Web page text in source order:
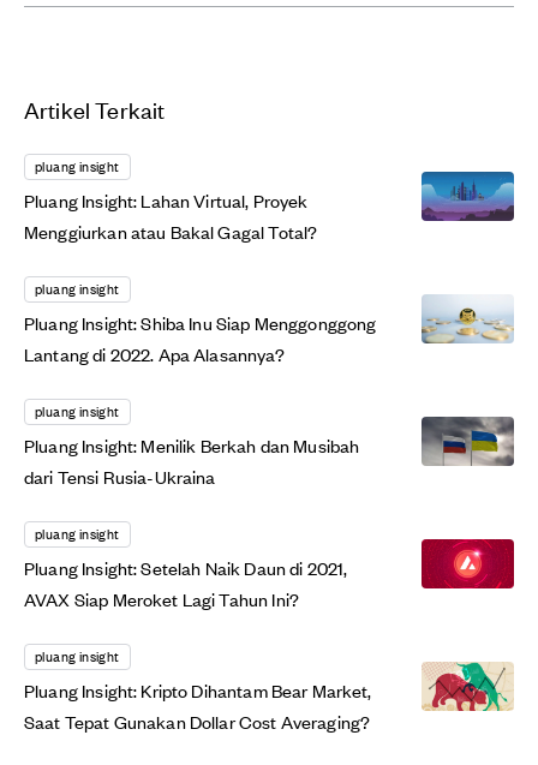
Artikel Terkait
pluang insight
Pluang Insight: Lahan Virtual, Proyek
Menggiurkan atau Bakal Gagal Total?
pluang insight
Pluang Insight: Shiba Inu Siap Menggonggong
Lantang di 2022. Apa Alasannya?
pluang insight
Pluang Insight: Menilik Berkah dan Musibah
dari Tensi Rusia-Ukraina
pluang insight
Pluang Insight: Setelah Naik Daun di 2021,
AVAX Siap Meroket Lagi Tahun Ini?
pluang insight
Pluang Insight: Kripto Dihantam Bear Market,
Saat Tepat Gunakan Dollar Cost Averaging?